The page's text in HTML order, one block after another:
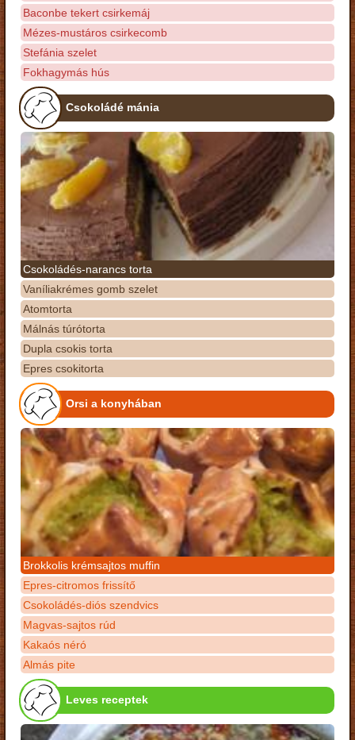
Baconbe tekert csirkemáj
Mézes-mustáros csirkecomb
Stefánia szelet
Fokhagymás hús
Csokoládé mánia
Csokoládés-narancs torta
Vaníliakrémes gomb szelet
Atomtorta
Málnás túrótorta
Dupla csokis torta
Epres csokitorta
Orsi a konyhában
Brokkolis krémsajtos muffin
Epres-citromos frissítő
Csokoládés-diós szendvics
Magvas-sajtos rúd
Kakaós néró
Almás pite
Leves receptek